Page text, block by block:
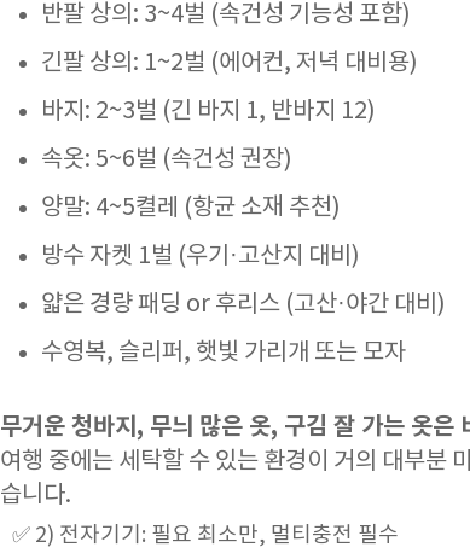
반팔 상의: 3~4벌 (속건성 기능성 포함)
긴팔 상의: 1~2벌 (에어컨, 저녁 대비용)
바지: 2~3벌 (긴 바지 1, 반바지 12)
속옷: 5~6벌 (속건성 권장)
양말: 4~5켤레 (항균 소재 추천)
방수 자켓 1벌 (우기·고산지 대비)
얇은 경량 패딩 or 후리스 (고산·야간 대비)
수영복, 슬리퍼, 햇빛 가리개 또는 모자
무거운 청바지, 무늬 많은 옷, 구김 잘 가는 옷은
여행 중에는 세탁할 수 있는 환경이 거의 대부분
습니다.
✅ 2) 전자기기: 필요 최소만, 멀티충전 필수